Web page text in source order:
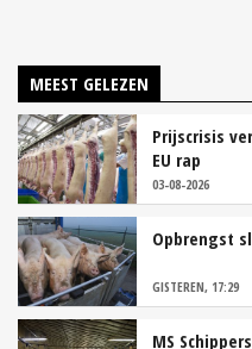
MEEST GELEZEN
Prijscrisis
EU rap
03-08-2026
Opbrengst
GISTEREN, 17:29
MS